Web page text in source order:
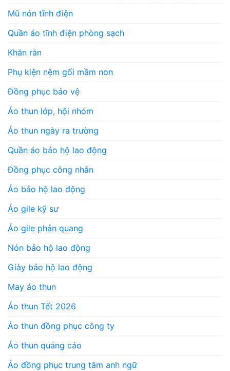
Mũ nón tĩnh điện
Quần áo tĩnh điện phòng sạch
Khăn rằn
Phụ kiện nệm gối mầm non
Đồng phục bảo vệ
Áo thun lớp, hội nhóm
Áo thun ngày ra trường
Quần áo bảo hộ lao động
Đồng phục công nhân
Áo bảo hộ lao động
Áo gile kỹ sư
Áo gile phản quang
Nón bảo hộ lao động
Giày bảo hộ lao động
May áo thun
Áo thun Tết 2026
Áo thun đồng phục công ty
Áo thun quảng cáo
Áo đồng phục trung tâm anh ngữ